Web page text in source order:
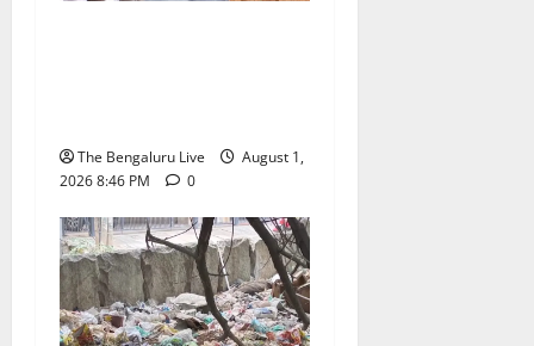
The Bengaluru Live
August 1,
2026 8:46 PM
0